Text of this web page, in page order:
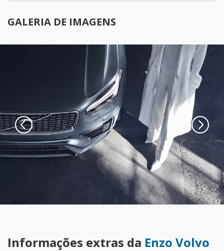
GALERIA DE IMAGENS
Informações extras da Enzo Volvo